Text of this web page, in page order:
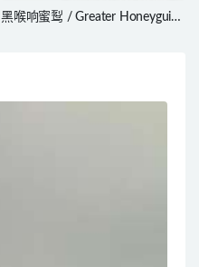
黑喉响蜜䴕 / Greater Honeyguide